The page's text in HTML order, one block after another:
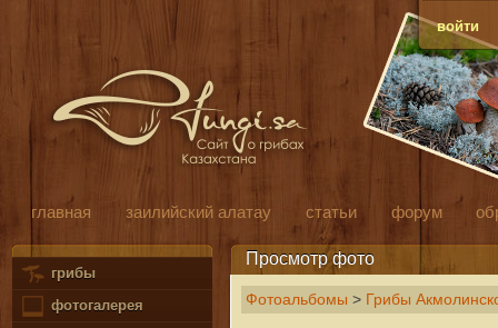
войти
главная заилийский алатау статьи форум
грибы
фотогалерея
Просмотр фото
Фотоальбомы > Грибы